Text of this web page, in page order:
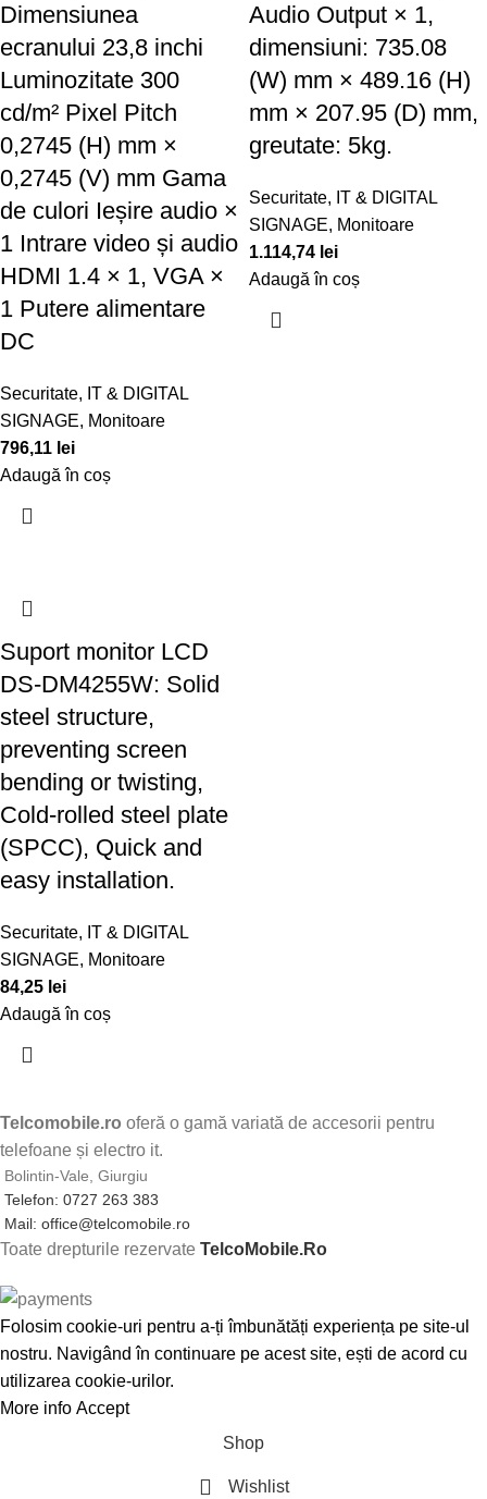
Dimensiunea
ecranului 23,8 inchi
Luminozitate 300
cd/m² Pixel Pitch
0,2745 (H) mm ×
0,2745 (V) mm Gama
de culori Ieșire audio ×
1 Intrare video și audio
HDMI 1.4 × 1, VGA ×
1 Putere alimentare
DC
Securitate, IT & DIGITAL
SIGNAGE, Monitoare
796,11 lei
Adaugă în coș
Audio Output × 1,
dimensiuni: 735.08
(W) mm × 489.16 (H)
mm × 207.95 (D) mm,
greutate: 5kg.
Securitate, IT & DIGITAL
SIGNAGE, Monitoare
1.114,74 lei
Adaugă în coș
Suport monitor LCD
DS-DM4255W: Solid
steel structure,
preventing screen
bending or twisting,
Cold-rolled steel plate
(SPCC), Quick and
easy installation.
Securitate, IT & DIGITAL
SIGNAGE, Monitoare
84,25 lei
Adaugă în coș
Telcomobile.ro oferă o gamă variată de accesorii pentru
telefoane și electro it.
Bolintin-Vale, Giurgiu
Telefon: 0727 263 383
Mail: office@telcomobile.ro
Toate drepturile rezervate TelcoMobile.Ro
Folosim cookie-uri pentru a-ți îmbunătăți experiența pe site-ul
nostru. Navigând în continuare pe acest site, ești de acord cu
utilizarea cookie-urilor.
More info Accept
Shop
Wishlist